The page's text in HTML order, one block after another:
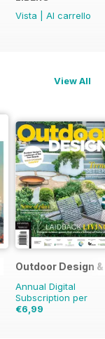
Vista
Al carrello
View All
Outdoor Design
Annual Digital
Subscription per
€6,99